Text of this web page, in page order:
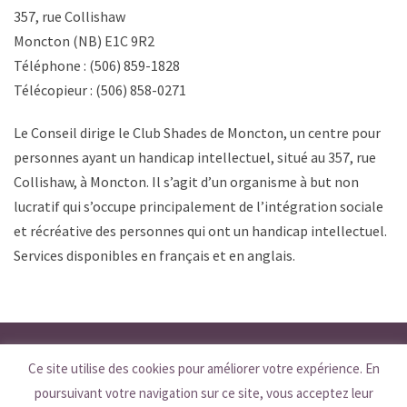
357, rue Collishaw
Moncton (NB) E1C 9R2
Téléphone : (506) 859-1828
Télécopieur : (506) 858-0271
Le Conseil dirige le Club Shades de Moncton, un centre pour
personnes ayant un handicap intellectuel, situé au 357, rue
Collishaw, à Moncton. Il s’agit d’un organisme à but non
lucratif qui s’occupe principalement de l’intégration sociale
et récréative des personnes qui ont un handicap intellectuel.
Services disponibles en français et en anglais.
© 2026 Premier’s Council on Disabilities. All Rights Reserved. / © 2026
Conseil du Premier ministre pour les personnes handicapées. Tous
Ce site utilise des cookies pour améliorer votre expérience. En
poursuivant votre navigation sur ce site, vous acceptez leur